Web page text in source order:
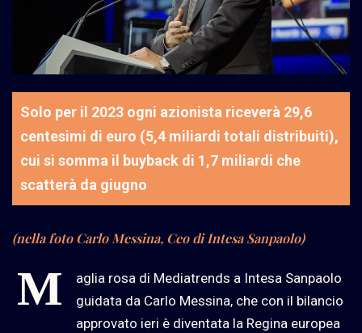
Solo per il 2023 ogni azionista riceverà 29,6
centesimi di euro (5,4 miliardi totali distribuiti),
cui si somma il buyback di 1,7 miliardi che
scatterà da giugno
(nella foto Carlo Messina, Ceo di Intesa Sanpaolo)
M
aglia rosa di Mediatrends a Intesa Sanpaolo
guidata da Carlo Messina, che con il bilancio
approvato ieri è diventata la Regina europea